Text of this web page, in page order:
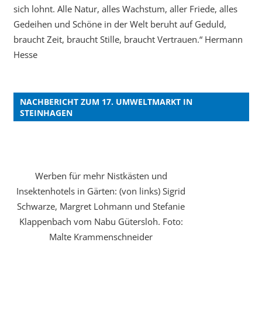
sich lohnt. Alle Natur, alles Wachstum, aller Friede, alles
Gedeihen und Schöne in der Welt beruht auf Geduld,
braucht Zeit, braucht Stille, braucht Vertrauen.“ Hermann
Hesse
NACHBERICHT ZUM 17. UMWELTMARKT IN
STEINHAGEN
Werben für mehr Nistkästen und
Insektenhotels in Gärten: (von links) Sigrid
Schwarze, Margret Lohmann und Stefanie
Klappenbach vom Nabu Gütersloh. Foto:
Malte Krammenschneider